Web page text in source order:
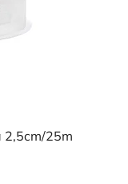
2,5cm/25m